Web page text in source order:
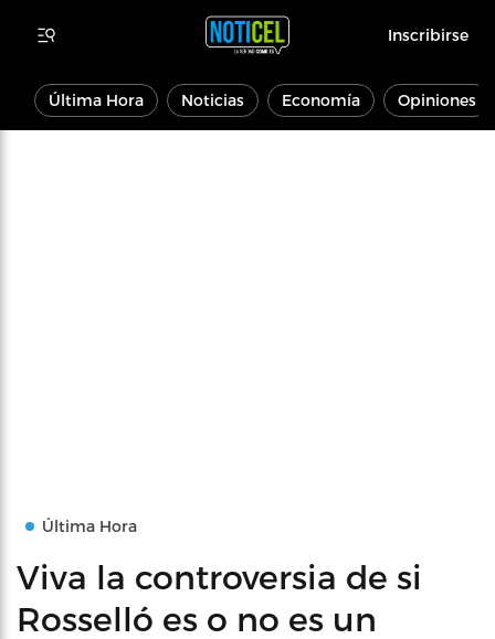
Inscribirse
Última Hora Noticias Economía Opiniones
Última Hora
Viva la controversia de si
Rosselló es o no es un